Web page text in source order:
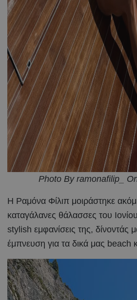
Photo By ramonafilip_
Η Ραμόνα Φίλιπ μοιράστηκε
καταγάλανες θάλασσες του
stylish εμφανίσεις της, δίνοντάς
έμπνευση για τα δικά μας beach